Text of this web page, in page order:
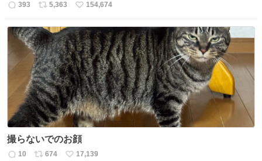
返
数
393
リ
ス
ト
数
5,363
い
ね
数
154,674
撮らないでのお顔
10 674 17,139